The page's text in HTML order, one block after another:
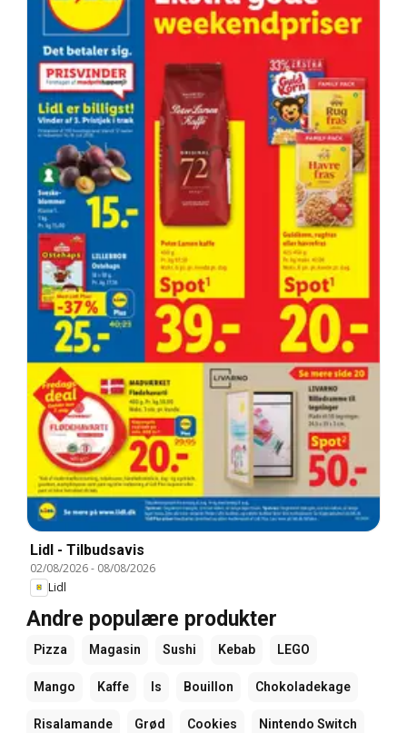
Lidl - Tilbudsavis
02/08/2026- 08/08/2026
Lidl
Andre populære produkter
Pizza Magasin Sushi Kebab LEGO
Mango Kaffe Is Bouillon Chokoladekage
Risalamande Grød Cookies Nintendo Switch